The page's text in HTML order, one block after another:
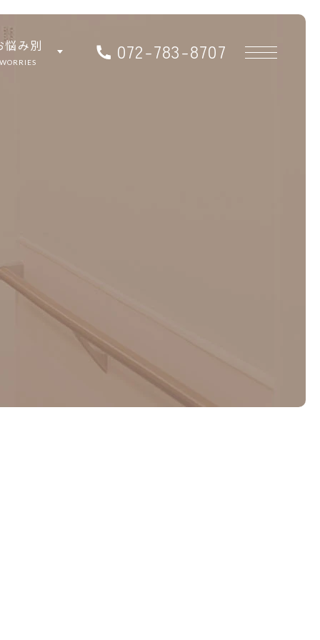
年
末
悩み別
WORRIES 072-783-8707